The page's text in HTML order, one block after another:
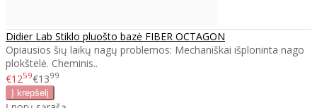
Didier Lab Stiklo pluošto bazė FIBER OCTAGON
Opiausios šių laikų nagų problemos: Mechaniškai išploninta nago
plokštelė. Cheminis..
€1259€1399